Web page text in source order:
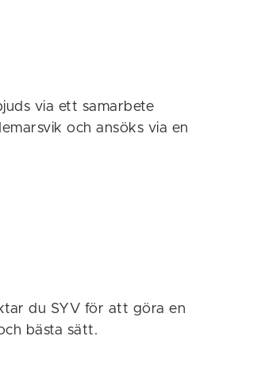
via ett samarbete
och ansöks via en
du SYV för att göra en
bästa sätt.